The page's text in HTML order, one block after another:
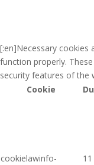
[:en]Necessary cookies
function properly.
security features of the
Cookie
cookielawinfo-
11